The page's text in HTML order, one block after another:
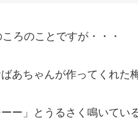
ろのことですが・・・
あちゃんが作ってくれた
ー」とうるさく鳴いてい